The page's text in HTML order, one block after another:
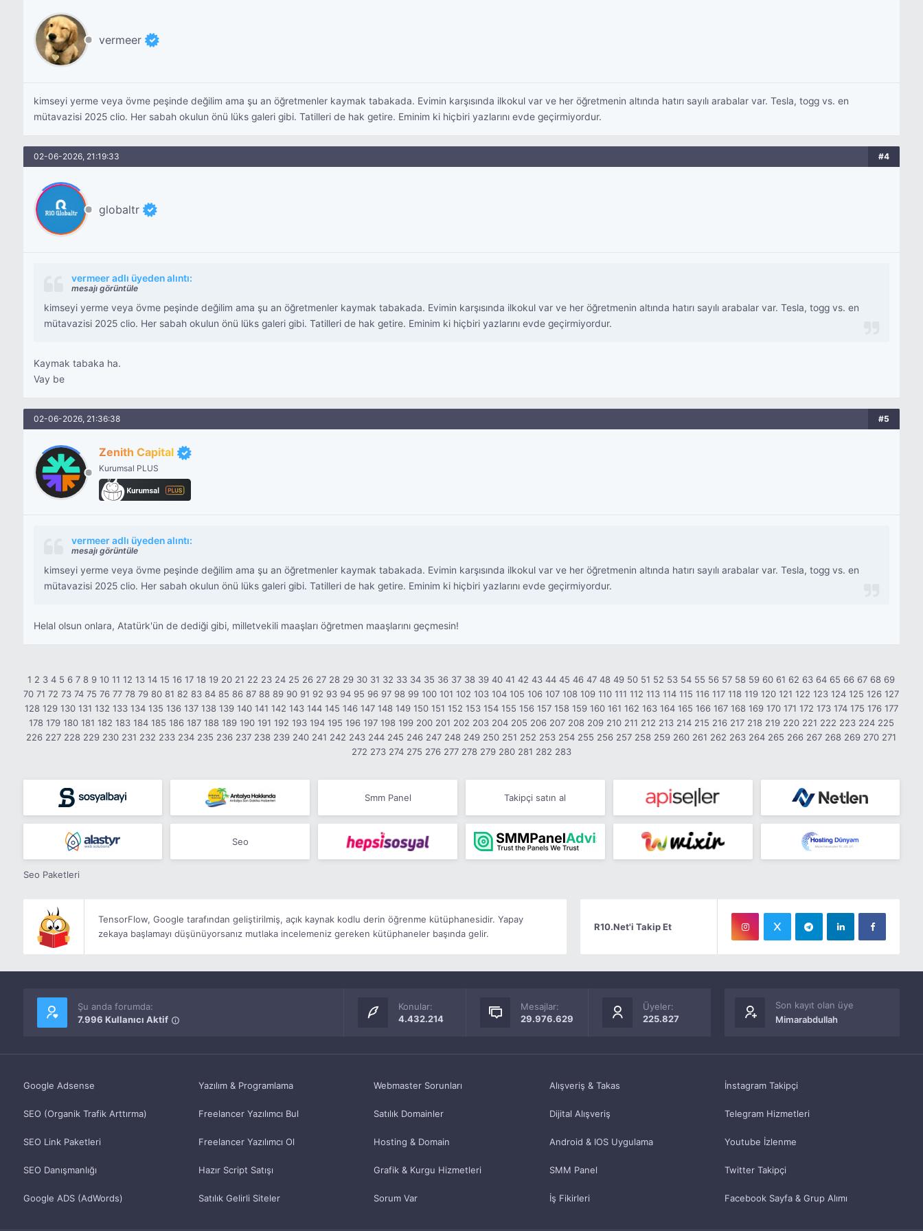
vermeer
kimseyi yerme veya övme peşinde değilim ama şu an öğretmenler kaymak tabakada. Evimin karşısında ilkokul var ve her öğretmenin altında hatırı sayılı arabalar var. Tesla, togg vs. en
mütavazisi 2025 clio. Her sabah okulun önü lüks galeri gibi. Tatilleri de hak getire. Eminim ki hiçbiri yazlarını evde geçirmiyordur.
02-06-2026, 21:19:33 #4
globaltr
vermeer adlı üyeden alıntı:
mesajı görüntüle
kimseyi yerme veya övme peşinde değilim ama şu an öğretmenler kaymak tabakada. Evimin karşısında ilkokul var ve her öğretmenin altında hatırı sayılı arabalar var. Tesla, togg vs. en
mütavazisi 2025 clio. Her sabah okulun önü lüks galeri gibi. Tatilleri de hak getire. Eminim ki hiçbiri yazlarını evde geçirmiyordur.
Kaymak tabaka ha.
Vay be
02-06-2026, 21:36:38 #5
Zenith Capital
Kurumsal PLUS
vermeer adlı üyeden alıntı:
mesajı görüntüle
kimseyi yerme veya övme peşinde değilim ama şu an öğretmenler kaymak tabakada. Evimin karşısında ilkokul var ve her öğretmenin altında hatırı sayılı arabalar var. Tesla, togg vs. en
mütavazisi 2025 clio. Her sabah okulun önü lüks galeri gibi. Tatilleri de hak getire. Eminim ki hiçbiri yazlarını evde geçirmiyordur.
Helal olsun onlara, Atatürk'ün de dediği gibi, milletvekili maaşları öğretmen maaşlarını geçmesin!
1 2 3 4 5 6 7 8 9 10 11 12 13 14 15 16 17 18 19 20 21 22 23 24 25 26 27 28 29 30 31 32 33 34 35 36 37 38 39 40 41 42 43 44 45 46 47 48 49 50 51 52 53 54 55 56 57 58 59 60 61 62 63 64 65 66 67 68 69
70 71 72 73 74 75 76 77 78 79 80 81 82 83 84 85 86 87 88 89 90 91 92 93 94 95 96 97 98 99 100 101 102 103 104 105 106 107 108 109 110 111 112 113 114 115 116 117 118 119 120 121 122 123 124 125 126 127
128 129 130 131 132 133 134 135 136 137 138 139 140 141 142 143 144 145 146 147 148 149 150 151 152 153 154 155 156 157 158 159 160 161 162 163 164 165 166 167 168 169 170 171 172 173 174 175 176 177
178 179 180 181 182 183 184 185 186 187 188 189 190 191 192 193 194 195 196 197 198 199 200 201 202 203 204 205 206 207 208 209 210 211 212 213 214 215 216 217 218 219 220 221 222 223 224 225
226 227 228 229 230 231 232 233 234 235 236 237 238 239 240 241 242 243 244 245 246 247 248 249 250 251 252 253 254 255 256 257 258 259 260 261 262 263 264 265 266 267 268 269 270 271
272 273 274 275 276 277 278 279 280 281 282 283
Smm Panel Takipçi satın al
Seo
Seo Paketleri
TensorFlow, Google tarafından geliştirilmiş, açık kaynak kodlu derin öğrenme kütüphanesidir. Yapay
zekaya başlamayı düşünüyorsanız mutlaka incelemeniz gereken kütüphaneler başında gelir.
R10.Net'i Takip Et
Şu anda forumda:
7.996 Kullanıcı Aktif
Konular:
4.432.214
Mesajlar:
29.976.629
Üyeler:
225.827
Son kayıt olan üye
Mimarabdullah
Google Adsense
SEO (Organik Trafik Arttırma)
SEO Link Paketleri
SEO Danışmanlığı
Google ADS (AdWords)
Yazılım & Programlama
Freelancer Yazılımcı Bul
Freelancer Yazılımcı Ol
Hazır Script Satışı
Satılık Gelirli Siteler
Webmaster Sorunları
Satılık Domainler
Hosting & Domain
Grafik & Kurgu Hizmetleri
Sorum Var
Alışveriş & Takas
Dijital Alışveriş
Android & IOS Uygulama
SMM Panel
İş Fikirleri
İnstagram Takipçi
Telegram Hizmetleri
Youtube İzlenme
Twitter Takipçi
Facebook Sayfa & Grup Alımı